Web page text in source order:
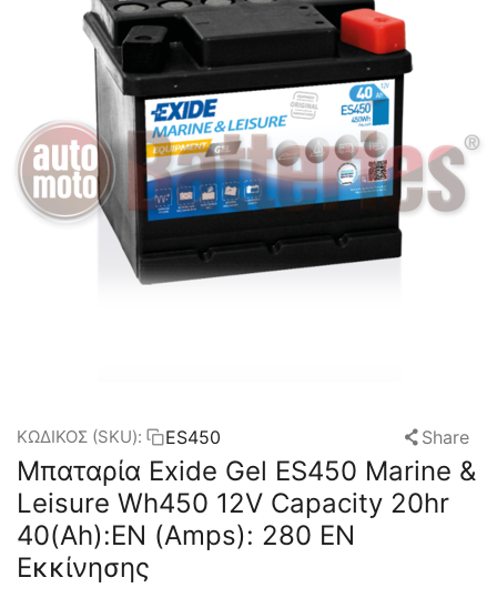
ΚΩΔΙΚΟΣ (SKU): ES450 Share
Μπαταρία Exide Gel ES450 Marine &
Leisure Wh450 12V Capacity 20hr
40(Ah):EN (Amps): 280 EN
Εκκίνησης